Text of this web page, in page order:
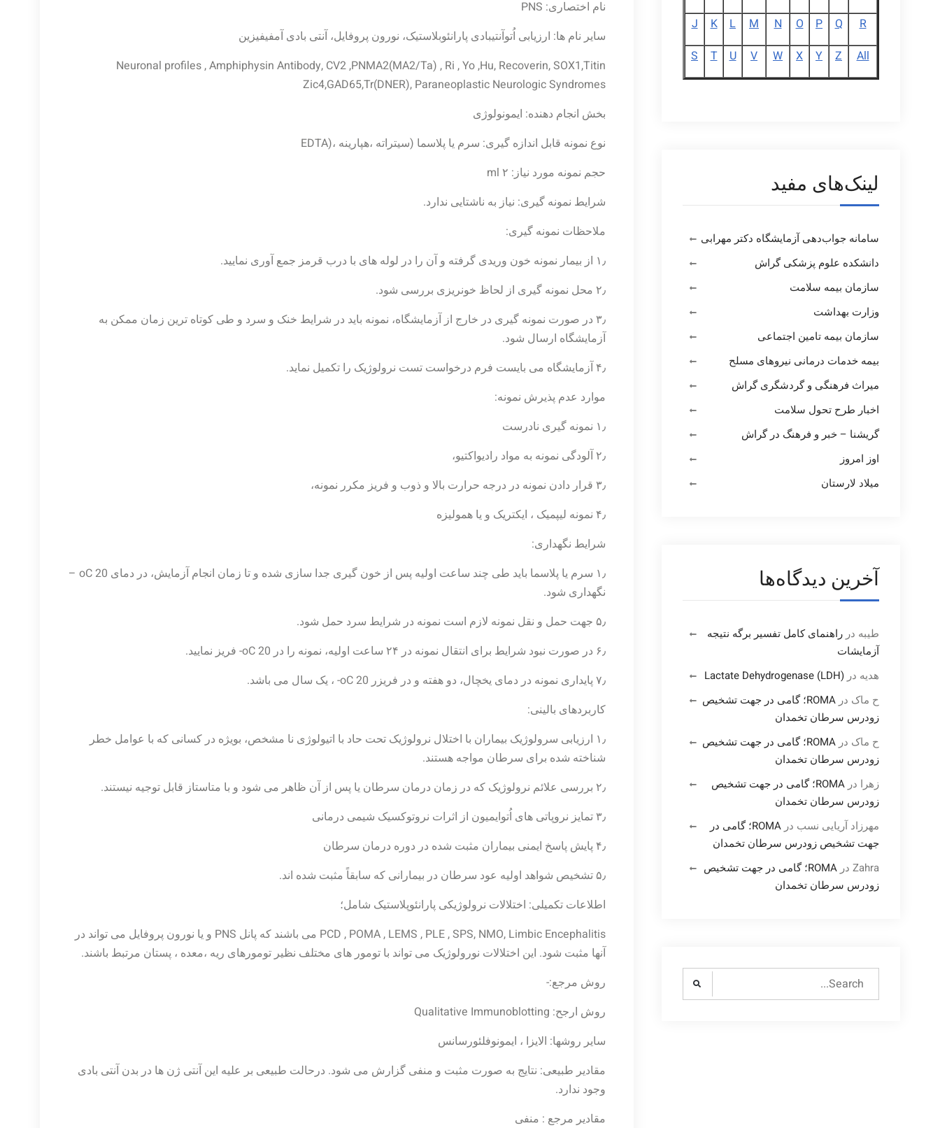
نام اختصاری: PNS
سایر نام ها: ارزیابی اُتوآنتیبادی پارانئوبلاستیک، نورون پروفایل، آنتی بادی آمفیفیزین
Neuronal profiles , Amphiphysin Antibody, CV2 ,PNMA2(MA2/Ta) , Ri , Yo ,Hu, Recoverin, SOX1,Titin
Zic4,GAD65,Tr(DNER), Paraneoplastic Neurologic Syndromes
بخش انجام دهنده: ایمونولوژی
نوع نمونه قابل اندازه گیری: سرم یا پلاسما (سیتراته ،هپارینه ،(EDTA
حجم نمونه مورد نیاز: ۲ ml
شرایط نمونه گیری: نیاز به ناشتایی ندارد.
ملاحظات نمونه گیری:
۱٫ از بیمار نمونه خون وریدی گرفته و آن را در لوله های با درب قرمز جمع آوری نمایید.
۲٫ محل نمونه گیری از لحاظ خونریزی بررسی شود.
۳٫ در صورت نمونه گیری در خارج از آزمایشگاه، نمونه باید در شرایط خنک و سرد و طی کوتاه ترین زمان ممکن به
آزمایشگاه ارسال شود.
۴٫ آزمایشگاه می بایست فرم درخواست تست نرولوژیک را تکمیل نماید.
موارد عدم پذیرش نمونه:
۱٫ نمونه گیری نادرست
۲٫ آلودگی نمونه به مواد رادیواکتیو،
۳٫ قرار دادن نمونه در درجه حرارت بالا و ذوب و فریز مکرر نمونه،
۴٫ نمونه لیپمیک ، ایکتریک و یا همولیزه
شرایط نگهداری:
۱٫ سرم یا پلاسما باید طی چند ساعت اولیه پس از خون گیری جدا سازی شده و تا زمان انجام آزمایش، در دمای oC 20 –
نگهداری شود.
۵٫ جهت حمل و نقل نمونه لازم است نمونه در شرایط سرد حمل شود.
۶٫ در صورت نبود شرایط برای انتقال نمونه در ۲۴ ساعت اولیه، نمونه را در oC 20- فریز نمایید.
۷٫ پایداری نمونه در دمای یخچال، دو هفته و در فریزر oC 20- ، یک سال می باشد.
کاربردهای بالینی:
۱٫ ارزیابی سرولوژیک بیماران با اختلال نرولوژیک تحت حاد با اتیولوژی نا مشخص، بویژه در کسانی که با عوامل خطر
شناخته شده برای سرطان مواجه هستند.
۲٫ بررسی علائم نرولوژیک که در زمان درمان سرطان یا پس از آن ظاهر می شود و با متاستاز قابل توجیه نیستند.
۳٫ تمایز نروپاتی های اُتوایمیون از اثرات نروتوکسیک شیمی درمانی
۴٫ پایش پاسخ ایمنی بیماران مثبت شده در دوره درمان سرطان
۵٫ تشخیص شواهد اولیه عود سرطان در بیمارانی که سابقاً مثبت شده اند.
اطلاعات تکمیلی: اختلالات نرولوژیکی پارانئوپلاستیک شامل؛
PCD , POMA , LEMS , PLE , SPS, NMO, Limbic Encephalitis می باشند که پانل PNS و یا نورون پروفایل می تواند در
آنها مثبت شود. این اختلالات نورولوژیک می تواند با تومور های مختلف نظیر تومورهای ریه ،معده ، پستان مرتبط باشند.
روش مرجع:-
روش ارجح: Qualitative Immunoblotting
سایر روشها: الایزا ، ایمونوفلئورسانس
مقادیر طبیعی: نتایج به صورت مثبت و منفی گزارش می شود. درحالت طبیعی بر علیه این آنتی ژن ها در بدن آنتی بادی
وجود ندارد.
مقادیر مرجع : منفی
R
Q
P
O
N
M
L
K
J
All
Z
Y
X
W
V
U
T
S
لینک‌های مفید
سامانه جواب‌دهی آزمایشگاه دکتر مهرابی
دانشکده علوم پزشکی گراش
سازمان بیمه سلامت
وزارت بهداشت
سازمان بیمه تامین اجتماعی
بیمه خدمات درمانی نیروهای مسلح
میراث فرهنگی و گردشگری گراش
اخبار طرح تحول سلامت
گریشنا – خبر و فرهنگ در گراش
اوز امروز
میلاد لارستان
آخرین دیدگاه‌ها
طیبه در راهنمای کامل تفسیر برگه نتیجه
آزمایشات
هدیه در Lactate Dehydrogenase (LDH)
ح ماک در
ROMA؛ گامی در جهت تشخیص
زودرس سرطان تخمدان
ح ماک در
ROMA؛ گامی در جهت تشخیص
زودرس سرطان تخمدان
زهرا در
ROMA؛ گامی در جهت تشخیص
زودرس سرطان تخمدان
مهرزاد آریایی نسب در
ROMA؛ گامی در
جهت تشخیص زودرس سرطان تخمدان
Zahra در
ROMA؛ گامی در جهت تشخیص
زودرس سرطان تخمدان
Search
for: